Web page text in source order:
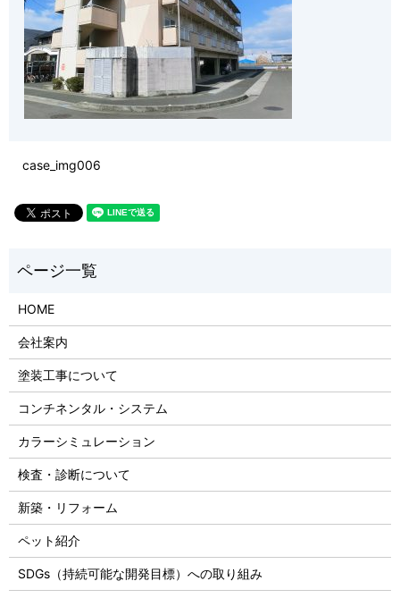
case_img006
HOME
会社案内
塗装工事について
コンチネンタル・システム
カラーシミュレーション
検査・診断について
新築・リフォーム
ペット紹介
SDGs（持続可能な開発目標）への取り組み